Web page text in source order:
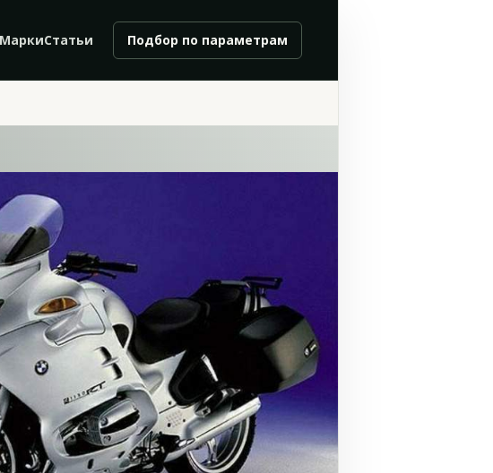
МаркиСтатьи Подбор по параметрам